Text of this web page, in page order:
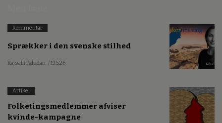
Kommentar
Sprækker i den svenske stilhed
Kajsa Li Paludan / 19.5.26
Artikel
Folketingsmedlemmer afviser
kvinde-kampagne